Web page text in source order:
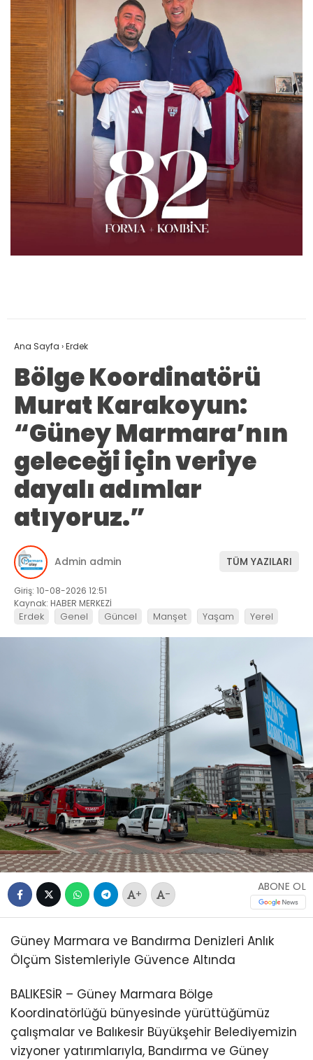
Ana Sayfa ›Erdek
Bölge Koordinatörü
Murat Karakoyun:
“Güney Marmara’nın
geleceği için veriye
dayalı adımlar
atıyoruz.”
Admin admin TÜM YAZILARI
Giriş: 10-08-2026 12:51
Kaynak: HABER MERKEZİ
Erdek Genel Güncel Manşet Yaşam Yerel
+ -
ABONE OL
Güney Marmara ve Bandırma Denizleri Anlık
Ölçüm Sistemleriyle Güvence Altında
BALIKESİR – Güney Marmara Bölge
Koordinatörlüğü bünyesinde yürüttüğümüz
çalışmalar ve Balıkesir Büyükşehir Belediyemizin
vizyoner yatırımlarıyla, Bandırma ve Güney